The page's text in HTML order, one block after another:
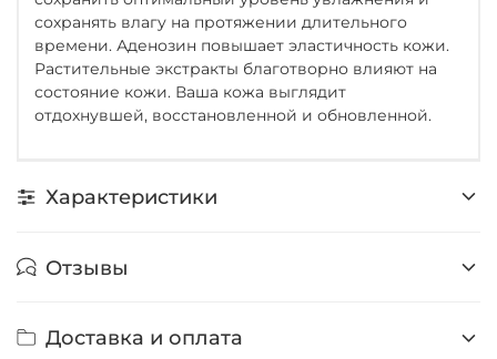
сохранять влагу на протяжении длительного
времени. Аденозин повышает эластичность кожи.
Растительные экстракты благотворно влияют на
состояние кожи. Ваша кожа выглядит
отдохнувшей, восстановленной и обновленной.
Характеристики
Отзывы
Доставка и оплата